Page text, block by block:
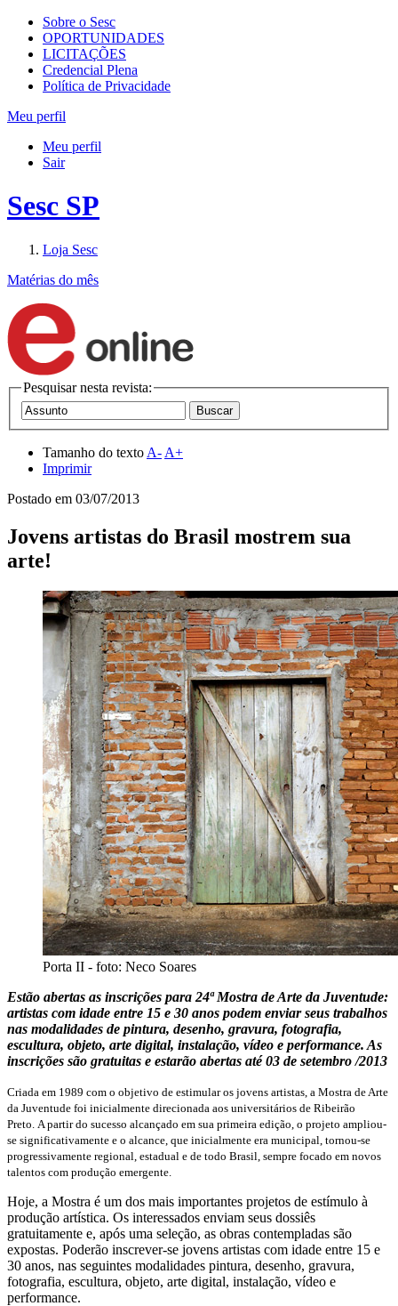
Sobre o Sesc
OPORTUNIDADES
LICITAÇÕES
Credencial Plena
Política de Privacidade
Meu perfil
Meu perfil
Sair
Sesc SP
Loja Sesc
Matérias do mês
Pesquisar nesta revista:
Tamanho do texto A- A+
Imprimir
Postado em 03/07/2013
Jovens artistas do Brasil mostrem sua
arte!
Porta II - foto: Neco Soares
Estão abertas as inscrições para 24ª Mostra de Arte da Juventude:
artistas com idade entre 15 e 30 anos podem enviar seus trabalhos
nas modalidades de pintura, desenho, gravura, fotografia,
escultura, objeto, arte digital, instalação, vídeo e performance. As
inscrições são gratuitas e estarão abertas até 03 de setembro /2013
Criada em 1989 com o objetivo de estimular os jovens artistas, a Mostra de Arte
da Juventude foi inicialmente direcionada aos universitários de Ribeirão
Preto. A partir do sucesso alcançado em sua primeira edição, o projeto ampliou-
se significativamente e o alcance, que inicialmente era municipal, tornou-se
progressivamente regional, estadual e de todo Brasil, sempre focado em novos
talentos com produção emergente.
Hoje, a Mostra é um dos mais importantes projetos de estímulo à
produção artística. Os interessados enviam seus dossiês
gratuitamente e, após uma seleção, as obras contempladas são
expostas. Poderão inscrever-se jovens artistas com idade entre 15 e
30 anos, nas seguintes modalidades pintura, desenho, gravura,
fotografia, escultura, objeto, arte digital, instalação, vídeo e
performance.